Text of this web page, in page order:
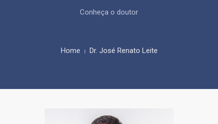
Conheça o doutor
Home Dr. José Renato Leite